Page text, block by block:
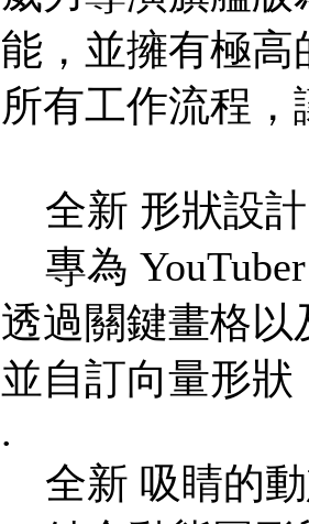
能，並擁有極
所有工作流程
全新 形狀設
專為
透過關鍵畫格
並自訂向量形
.
全新 吸睛的